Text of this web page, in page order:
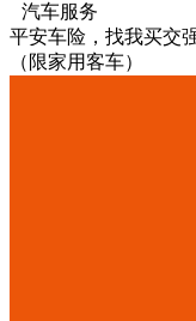
汽车服务
平安车险，找我买交
（限家用客车）